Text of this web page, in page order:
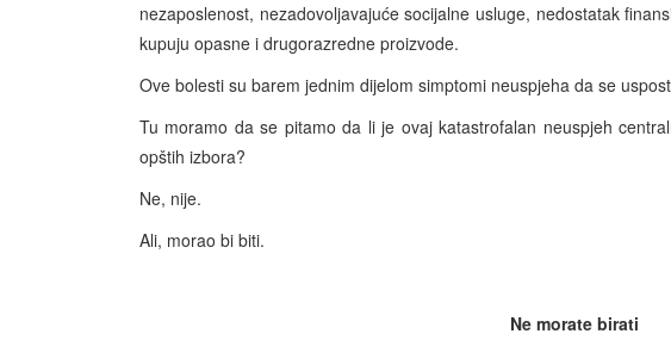
nezaposlenost, nezadovoljavajuće socijalne usluge, nedostatak
kupuju opasne i drugorazredne proizvode.
Ove bolesti su barem jednim dijelom simptomi neuspjeha da se
Tu moramo da se pitamo da li je ovaj katastrofalan neuspjeh
opštih izbora?
Ne, nije.
Ali, morao bi biti.
Ne morate birati